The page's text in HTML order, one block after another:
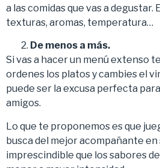
a las comidas que vas a
texturas, aromas, temperatura…
De menos a más.
Si vas a hacer un menú extenso
ordenes los platos y cambies el
puede ser la excusa perfecta
amigos.
Lo que te proponemos es que
busca del mejor acompañante en
imprescindible que los sabores